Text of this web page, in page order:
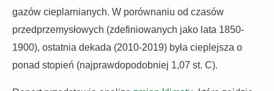
gazów cieplarnianych. W porównaniu od czasów
przedprzemysłowych (zdefiniowanych jako lata 1850-
1900), ostatnia dekada (2010-2019) była cieplejsza o
ponad stopień (najprawdopodobniej 1,07 st. C).